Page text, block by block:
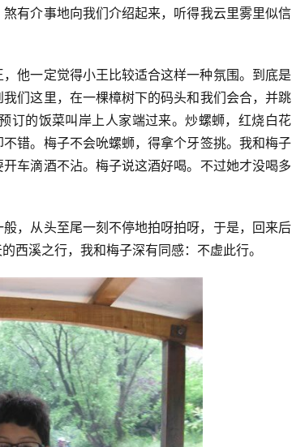
有介事地向我们介绍起来，听得我云里雾里似信
他一定觉得小王比较适合这样一种氛围。到底是
们这里，在一棵樟树下的码头和我们会合，并跳
订的饭菜叫岸上人家端过来。炒螺蛳，红烧白花
错。梅子不会吮螺蛳，得拿个牙签挑。我和梅子
车滴酒不沾。梅子说这酒好喝。不过她才没喝多
，从头至尾一刻不停地拍呀拍呀，于是，回来后
西溪之行，我和梅子深有同感：不虚此行。